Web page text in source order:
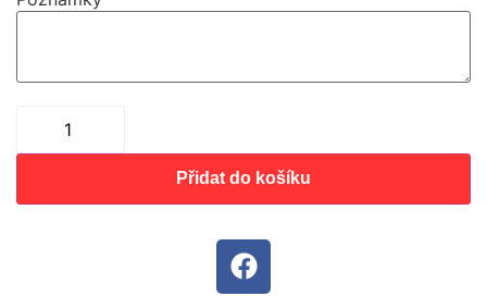
Přidat do košíku